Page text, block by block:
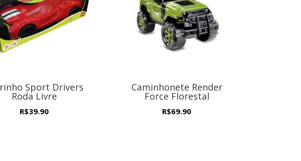
Sport Drivers
Roda Livre
R$39.90
Caminhonete Render
Force Florestal
R$69.90